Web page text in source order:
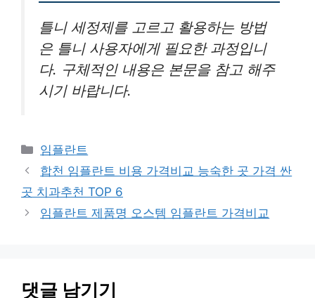
틀니 세정제를 고르고 활용하는 방법
은 틀니 사용자에게 필요한 과정입니
다. 구체적인 내용은 본문을 참고 해주
시기 바랍니다.
카
테
고
리
임플란트
합천 임플란트 비용 가격비교 능숙한 곳 가격 싼
곳 치과추천 TOP 6
임플란트 제품명 오스템 임플란트 가격비교
댓글 남기기